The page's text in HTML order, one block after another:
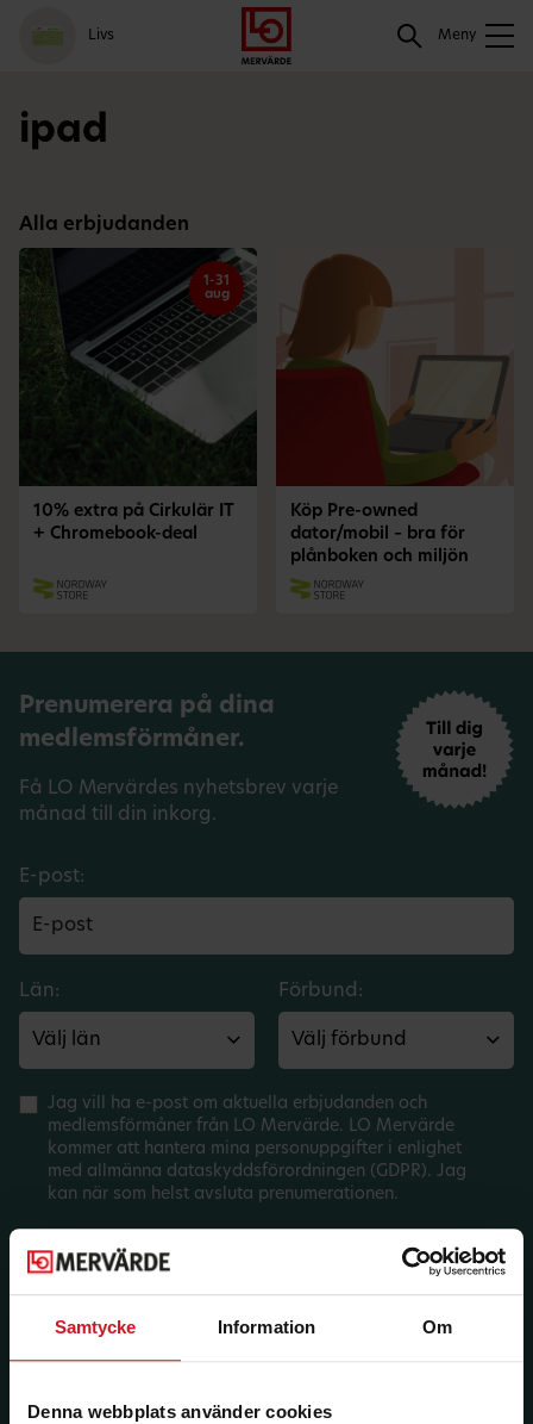
Samtycke Information Om
Denna webbplats använder cookies
Gå
till
meny
Logga
in
Hoppa
till
innehåll
Livs Meny
Sök
ipad
Alla erbjudanden
1-31
aug
10% extra på Cirkulär IT
+ Chromebook-deal
Köp Pre-owned
dator/mobil – bra för
plånboken och miljön
Prenumerera på dina
medlemsförmåner.
Få LO Mervärdes nyhetsbrev varje
månad till din inkorg.
E-post:
Län: Förbund:
Jag vill ha e-post om aktuella erbjudanden och
medlemsförmåner från LO Mervärde. LO Mervärde
kommer att hantera mina personuppgifter i enlighet
med allmänna dataskyddsförordningen (GDPR). Jag
kan när som helst avsluta prenumerationen.